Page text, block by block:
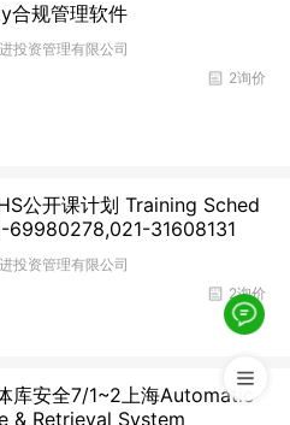
合规管理软件
进投资管理有限公司
2询价
公开课计划 Training Sched
69980278,021-31608131
进投资管理有限公司
2询价
库安全7/1~2上海Automatic
& Retrieval System